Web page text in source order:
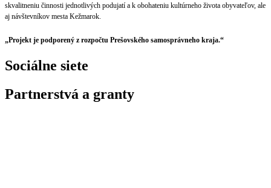
skvalitneniu činnosti jednotlivých podujatí a k obohateniu kultúrneho života obyvateľov, ale
aj návštevníkov mesta Kežmarok.
„Projekt je podporený z rozpočtu Prešovského samosprávneho kraja.“
Sociálne siete
Partnerstvá a granty